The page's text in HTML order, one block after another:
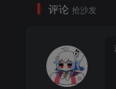
评论 抢沙发